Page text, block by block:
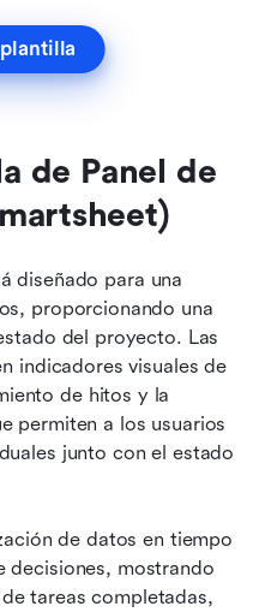
de Panel de
diseñado para una
proporcionando una
del proyecto. Las
indicadores visuales de
de hitos y la
permiten a los usuarios
junto con el estado
de datos en tiempo
decisiones, mostrando
tareas completadas,